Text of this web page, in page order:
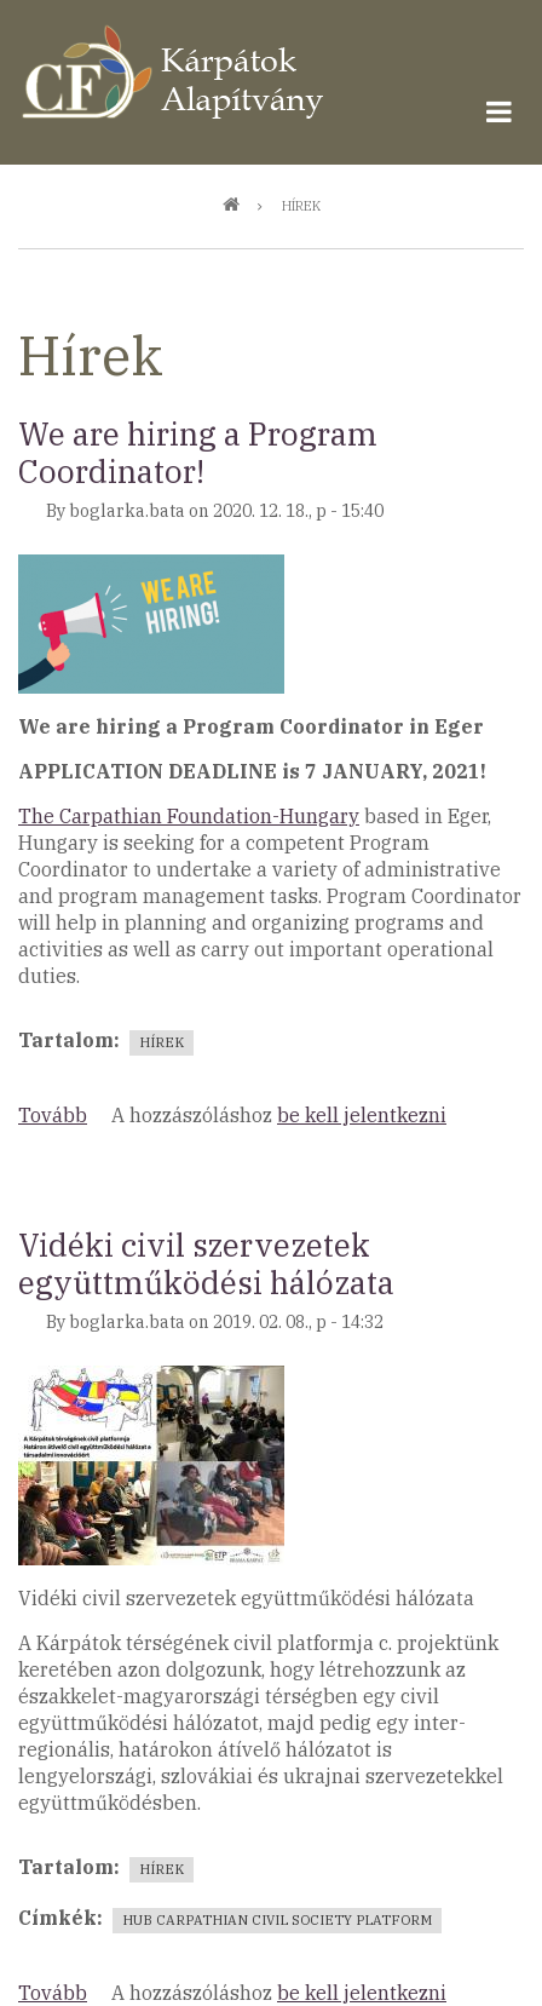
tartalomra
HÍREK
Hírek
We are hiring a Program
Coordinator!
By boglarka.bata on 2020. 12. 18., p - 15:40
We are hiring a Program Coordinator in Eger
APPLICATION DEADLINE is 7 JANUARY, 2021!
The Carpathian Foundation-Hungary based in Eger,
Hungary is seeking for a competent Program
Coordinator to undertake a variety of administrative
and program management tasks. Program Coordinator
will help in planning and organizing programs and
activities as well as carry out important operational
duties.
Tartalom HÍREK
Tovább (We
Program
Coordinator!)
A hozzászóláshoz be kell jelentkezni
Vidéki civil szervezetek
együttműködési hálózata
By boglarka.bata on 2019. 02. 08., p - 14:32
Vidéki civil szervezetek együttműködési hálózata
A Kárpátok térségének civil platformja c. projektünk
keretében azon dolgozunk, hogy létrehozzunk az
északkelet-magyarországi térségben egy civil
együttműködési hálózatot, majd pedig egy inter-
regionális, határokon átívelő hálózatot is
lengyelországi, szlovákiai és ukrajnai szervezetekkel
együttműködésben.
Tartalom HÍREK
Címkék HUB CARPATHIAN CIVIL SOCIETY PLATFORM
Tovább (Vidéki
A hozzászóláshoz be kell jelentkezni